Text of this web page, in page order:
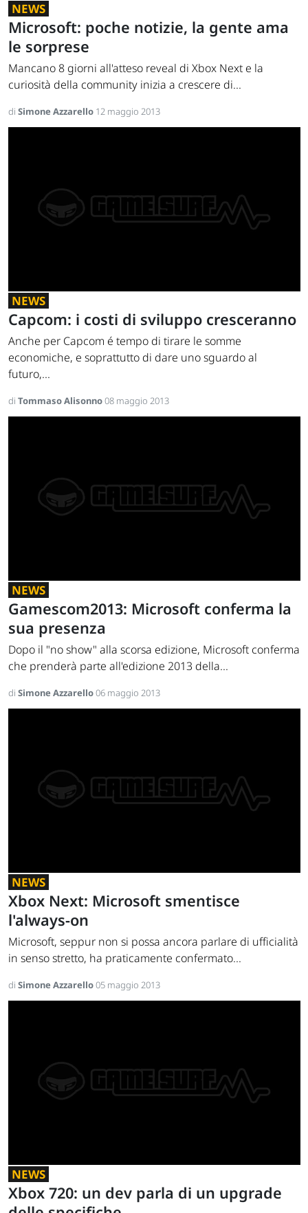
NEWS
Microsoft: poche notizie, la gente ama
le sorprese
Mancano 8 giorni all'atteso reveal di Xbox Next e la
curiosità della community inizia a crescere di...
di Simone Azzarello 12 maggio 2013
NEWS
Capcom: i costi di sviluppo cresceranno
Anche per Capcom é tempo di tirare le somme
economiche, e soprattutto di dare uno sguardo al
futuro,...
di Tommaso Alisonno08 maggio 2013
NEWS
Gamescom2013: Microsoft conferma la
sua presenza
Dopo il "no show" alla scorsa edizione, Microsoft conferma
che prenderà parte all'edizione 2013 della...
di Simone Azzarello06 maggio 2013
NEWS
Xbox Next: Microsoft smentisce
l'always-on
Microsoft, seppur non si possa ancora parlare di ufficialità
in senso stretto, ha praticamente confermato...
di Simone Azzarello05 maggio 2013
NEWS
Xbox 720: un dev parla di un upgrade